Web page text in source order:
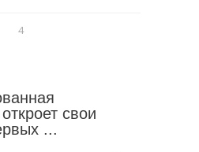
4
свои
...